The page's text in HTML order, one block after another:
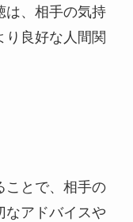
は、相手の気持
り良好な人間関
ことで、相手の
なアドバイスや